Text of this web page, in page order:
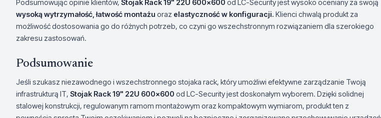
Podsumowując opinie klientów, Stojak Rack 19" 22U 600x600 od LC-Security jest wysoko oceniany za swoją
wysoką wytrzymałość, łatwość montażu oraz elastyczność w konfiguracji. Klienci chwalą produkt za
możliwość dostosowania go do różnych potrzeb, co czyni go wszechstronnym rozwiązaniem dla szerokiego
zakresu zastosowań.
Podsumowanie
Jeśli szukasz niezawodnego i wszechstronnego stojaka rack, który umożliwi efektywne zarządzanie Twoją
infrastrukturą IT, Stojak Rack 19" 22U 600x600 od LC-Security jest doskonałym wyborem. Dzięki solidnej
stalowej konstrukcji, regulowanym ramom montażowym oraz kompaktowym wymiarom, produkt ten z